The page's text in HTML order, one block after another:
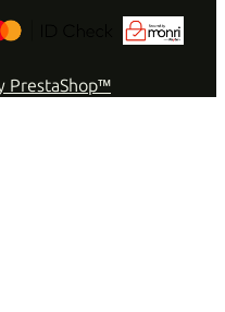
PrestaShop™